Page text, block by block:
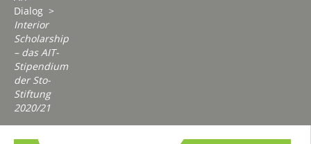
Dialog >
Interior
Scholarship
– das AIT-
Stipendium
der Sto-
Stiftung
2020/21